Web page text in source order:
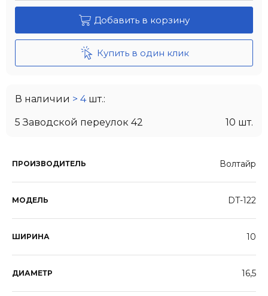
ПРОИЗВОДИТЕЛЬ Волтайр
МОДЕЛЬ DT-122
ШИРИНА 10
ДИАМЕТР 16,5
Добавить в корзину
Купить в один клик
В наличии > 4шт.:
5 Заводской переулок 42 10 шт.